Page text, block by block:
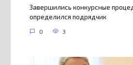
Завершились конкурсные
определился подрядчик
0 3